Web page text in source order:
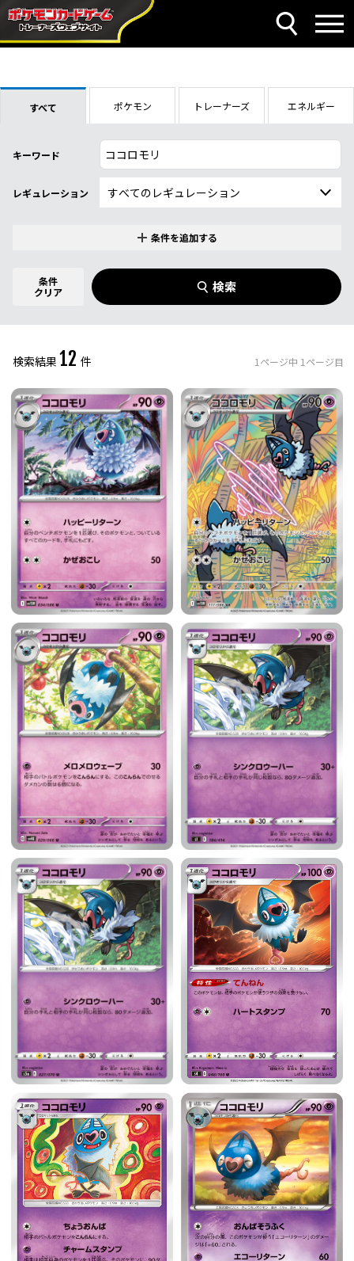
すべて ポケモン トレーナーズ エネルギー
キーワード
レギュレーション
商品名
イラストレーター
レアリティ 0件選択中
ミラー仕様のカード 0件選択中
条件を追加する
条件
クリア
検索
検索結果 12 件 1 ページ中 1 ページ目